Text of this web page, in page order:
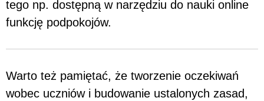
tego np. dostępną w narzędziu do nauki online
funkcję podpokojów.
Warto też pamiętać, że tworzenie oczekiwań
wobec uczniów i budowanie ustalonych zasad,